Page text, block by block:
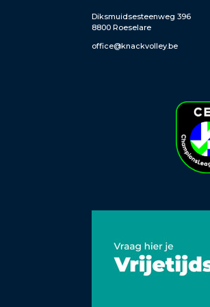
Diksmuidsesteenweg 396
8800 Roeselare
office@knackvolley.be